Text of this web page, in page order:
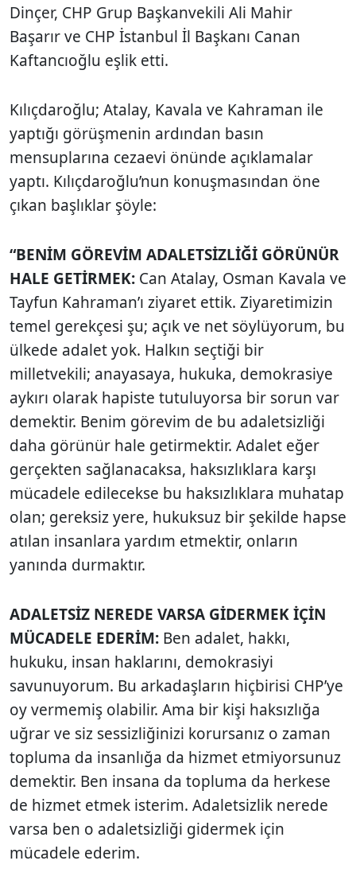
Dinçer, CHP Grup Başkanvekili Ali Mahir
Başarır ve CHP İstanbul İl Başkanı Canan
Kaftancıoğlu eşlik etti.
Kılıçdaroğlu; Atalay, Kavala ve Kahraman ile
yaptığı görüşmenin ardından basın
mensuplarına cezaevi önünde açıklamalar
yaptı. Kılıçdaroğlu’nun konuşmasından öne
çıkan başlıklar şöyle:
“BENİM GÖREVİM ADALETSİZLİĞİ GÖRÜNÜR
HALE GETİRMEK: Can Atalay, Osman Kavala ve
Tayfun Kahraman’ı ziyaret ettik. Ziyaretimizin
temel gerekçesi şu; açık ve net söylüyorum, bu
ülkede adalet yok. Halkın seçtiği bir
milletvekili; anayasaya, hukuka, demokrasiye
aykırı olarak hapiste tutuluyorsa bir sorun var
demektir. Benim görevim de bu adaletsizliği
daha görünür hale getirmektir. Adalet eğer
gerçekten sağlanacaksa, haksızlıklara karşı
mücadele edilecekse bu haksızlıklara muhatap
olan; gereksiz yere, hukuksuz bir şekilde hapse
atılan insanlara yardım etmektir, onların
yanında durmaktır.
ADALETSİZ NEREDE VARSA GİDERMEK İÇİN
MÜCADELE EDERİM: Ben adalet, hakkı,
hukuku, insan haklarını, demokrasiyi
savunuyorum. Bu arkadaşların hiçbirisi CHP’ye
oy vermemiş olabilir. Ama bir kişi haksızlığa
uğrar ve siz sessizliğinizi korursanız o zaman
topluma da insanlığa da hizmet etmiyorsunuz
demektir. Ben insana da topluma da herkese
de hizmet etmek isterim. Adaletsizlik nerede
varsa ben o adaletsizliği gidermek için
mücadele ederim.